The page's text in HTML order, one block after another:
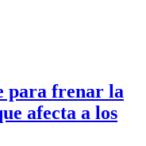
para frenar la
afecta a los